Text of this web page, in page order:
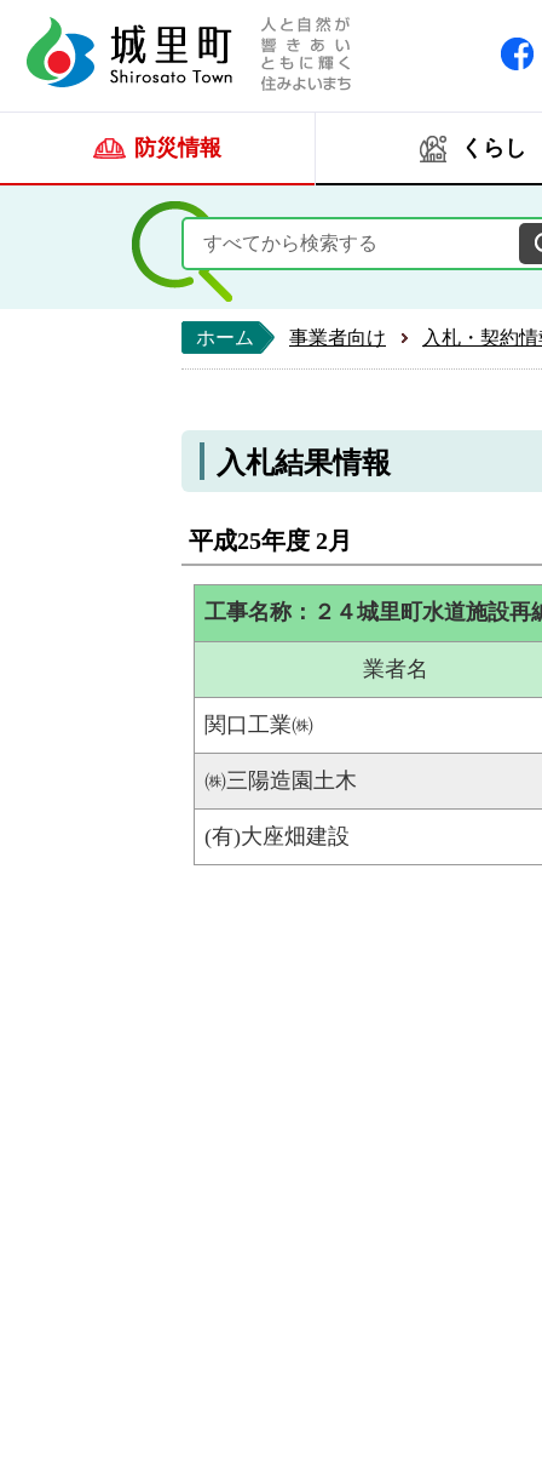
防災情報 くらし
ホーム 事業者向け 入札・契約
入札結果情報
平成25年度 2月
工事名称：２４城里町水道施設
業者名
関口工業㈱
㈱三陽造園土木
(有)大座畑建設